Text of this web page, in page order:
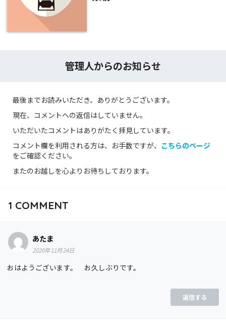
管理人からのお知らせ
最後までお読みいただき、ありがとうございます。
現在、コメントへの返信はしていません。
いただいたコメントはありがたく拝見しています。
コメント欄を利用される方は、お手数ですが、 こちらのページ
をご確認ください。
またのお越しを心よりお待ちしております。
1 COMMENT
あたま
2020年11月24日
おはようございます。 お久しぶりです。
返信する